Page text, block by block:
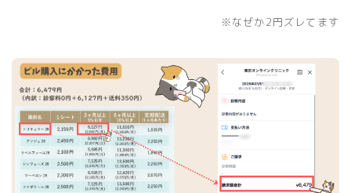
※なぜか2円ズレてます